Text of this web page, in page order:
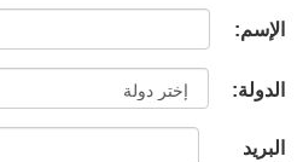
الإسم:
الدولة:
البريد